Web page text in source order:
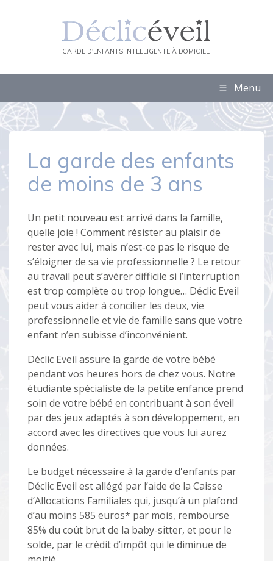
GARDE D'ENFANTS INTELLIGENTE À DOMICILE
Menu
La garde des enfants
de moins de 3 ans
Un petit nouveau est arrivé dans la famille,
quelle joie ! Comment résister au plaisir de
rester avec lui, mais n’est-ce pas le risque de
s’éloigner de sa vie professionnelle ? Le retour
au travail peut s’avérer difficile si l’interruption
est trop complète ou trop longue… Déclic Eveil
peut vous aider à concilier les deux, vie
professionnelle et vie de famille sans que votre
enfant n’en subisse d’inconvénient.
Déclic Eveil assure la garde de votre bébé
pendant vos heures hors de chez vous. Notre
étudiante spécialiste de la petite enfance prend
soin de votre bébé en contribuant à son éveil
par des jeux adaptés à son développement, en
accord avec les directives que vous lui aurez
données.
Le budget nécessaire à la garde d'enfants par
Déclic Eveil est allégé par l’aide de la Caisse
d’Allocations Familiales qui, jusqu’à un plafond
d’au moins 585 euros* par mois, rembourse
85% du coût brut de la baby-sitter, et pour le
solde, par le crédit d’impôt qui le diminue de